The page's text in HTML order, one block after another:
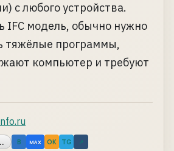
с любого устройства.
IFC модель, обычно нужно
тяжёлые программы,
компьютер и требуют
B MAX OK TG ↗